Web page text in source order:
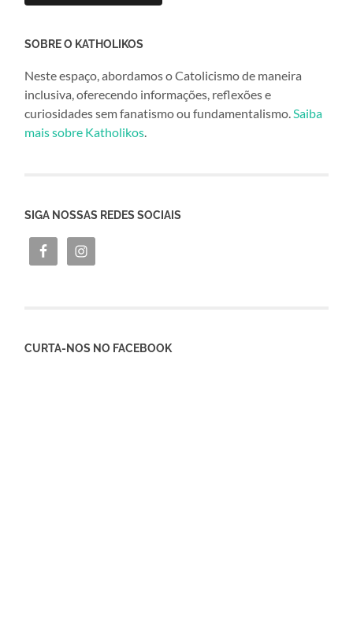
SOBRE O KATHOLIKOS
Neste espaço, abordamos o Catolicismo de maneira
inclusiva, oferecendo informações, reflexões e
curiosidades sem fanatismo ou fundamentalismo.Saiba
mais sobre Katholikos.
SIGA NOSSAS REDES SOCIAIS
CURTA-NOS NO FACEBOOK